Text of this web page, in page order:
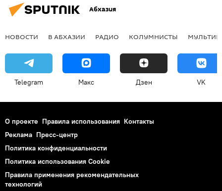
Абхазия
НОВОСТИ В АБХАЗИИ РАДИО КОЛУМНИСТЫ
Telegram Макс Дзен VK
О проекте Правила использования Контакты
Реклама Пресс-центр
Политика конфиденциальности
Политика использования Cookie
Правила применения рекомендательных
технологий